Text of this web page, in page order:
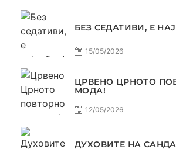
БЕЗ СЕДАТИВИ, Е
15/05/2026
ЦРВЕНО ЦРНОТО
МОДА!
12/05/2026
ДУХОВИТЕ НА